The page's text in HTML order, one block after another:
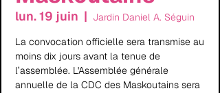
lun. 19 juin
  |
Jardin Daniel A. Séguin
La convocation officielle sera transmise au
moins dix jours avant la tenue de
l’assemblée. L'Assemblée générale
annuelle de la CDC des Maskoutains sera